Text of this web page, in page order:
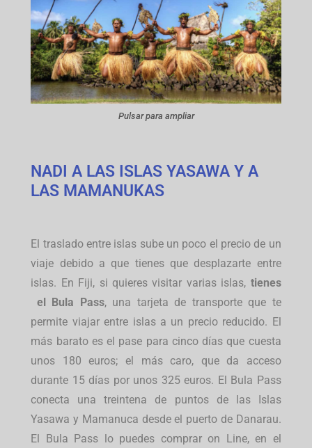
Pulsar para ampliar
NADI A LAS ISLAS YASAWA Y A
LAS MAMANUKAS
El traslado entre islas sube un poco el precio de un
viaje debido a que tienes que desplazarte entre
islas. En Fiji, si quieres visitar varias islas, tienes
el Bula Pass, una tarjeta de transporte que te
permite viajar entre islas a un precio reducido. El
más barato es el pase para cinco días que cuesta
unos 180 euros; el más caro, que da acceso
durante 15 días por unos 325 euros. El Bula Pass
conecta una treintena de puntos de las Islas
Yasawa y Mamanuca desde el puerto de Danarau.
El Bula Pass lo puedes comprar on Line, en el